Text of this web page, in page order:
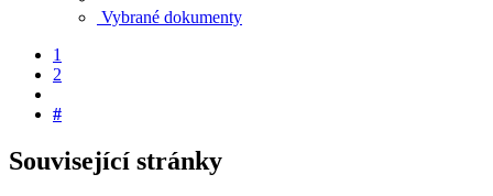
Vybrané dokumenty
1
2
#
Související stránky